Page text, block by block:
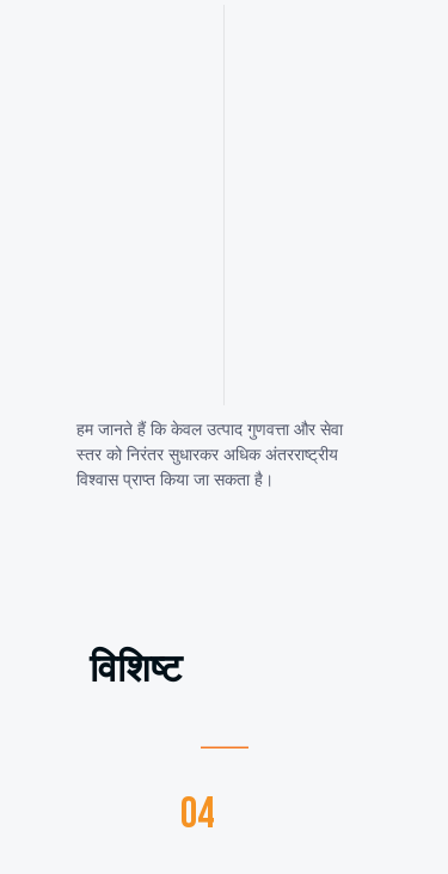
हम जानते हैं कि केवल उत्पाद गुणवत्ता और सेवा
स्तर को निरंतर सुधारकर अधिक अंतरराष्ट्रीय
विश्वास प्राप्त किया जा सकता है।
04
विशिष्ट